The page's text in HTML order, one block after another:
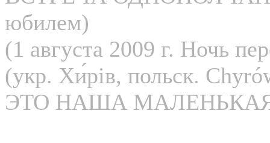
юбилем)
(1 августа 2009 г. Ночь
(укр. Хи́рів, польск.
ЭТО НАША